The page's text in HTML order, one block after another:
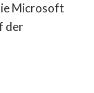
Microsoft
der